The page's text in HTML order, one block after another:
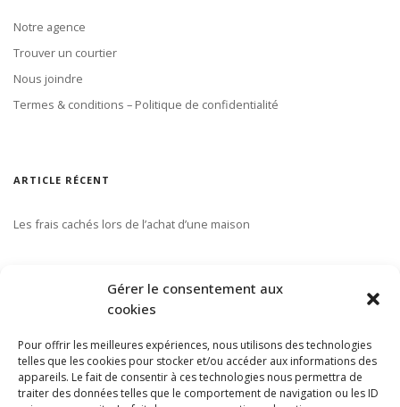
Gérer le consentement aux
cookies
Pour offrir les meilleures expériences, nous utilisons des technologies
telles que les cookies pour stocker et/ou accéder aux informations des
appareils. Le fait de consentir à ces technologies nous permettra de
traiter des données telles que le comportement de navigation ou les ID
Notre agence
Trouver un courtier
Nous joindre
Termes & conditions – Politique de confidentialité
ARTICLE RÉCENT
Les frais cachés lors de l’achat d’une maison